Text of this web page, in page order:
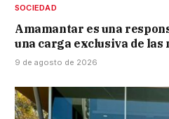
SOCIEDAD
Amamantar es una
una carga exclusiva de las
9 de agosto de 2026